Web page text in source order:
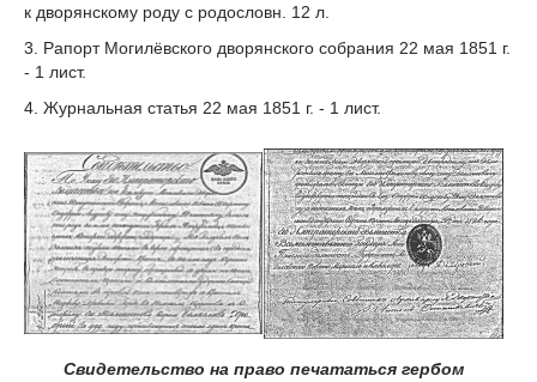
к дворянскому роду с родословн. 12 л.
3. Рапорт Могилёвского дворянского собрания 22 мая 1851 г.
- 1 лист.
4. Журнальная статья 22 мая 1851 г. - 1 лист.
Свидетельство на право печататься гербом